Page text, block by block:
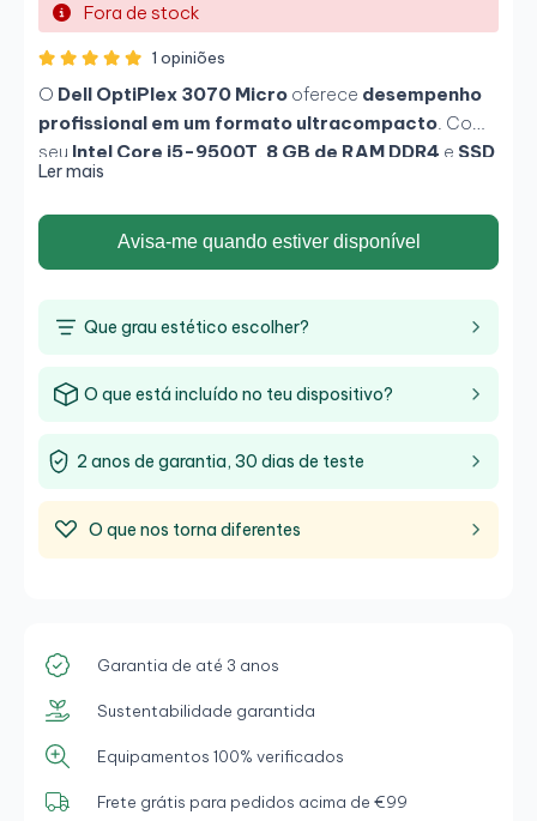
Fora de stock
1 opiniões
O Dell OptiPlex 3070 Micro oferece desempenho
profissional em um formato ultracompacto. Com
seu Intel Core i5-9500T 8 GB de RAM DDR4 e SSD
de 256 GB
tarefas de escritório, multitarefa e gestão
documental. Ideal paraambientes empresariais ou
teletrabalho, combina baixo consumo, silêncio e
Ler mais
Avisa-me quando estiver disponível
Que grau estético escolher?
O que está incluído no teu dispositivo?
2 anos de garantia, 30 dias de teste
O que nos torna diferentes
Garantia de até 3 anos
Sustentabilidade garantida
Equipamentos 100% verificados
Frete grátis para pedidos acima de €99